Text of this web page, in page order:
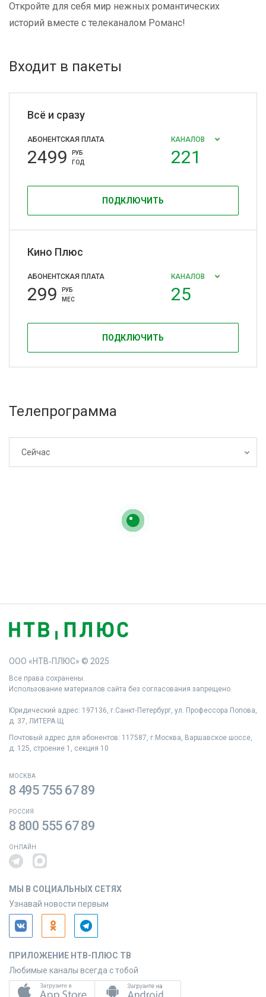
Откройте для себя мир нежных романтических
историй вместе с телеканалом Романс!
Входит в пакеты
Всё и сразу
АБОНЕНТСКАЯ ПЛАТА
2499
РУБ
ГОД
КАНАЛОВ
221
ПОДКЛЮЧИТЬ
Кино Плюс
АБОНЕНТСКАЯ ПЛАТА
299
РУБ
МЕС
КАНАЛОВ
25
ПОДКЛЮЧИТЬ
Телепрограмма
Сейчас
ООО «НТВ‑ПЛЮС» © 2025
Все права сохранены.
Использование материалов сайта без согласования запрещено.
Юридический адрес: 197136, г.Санкт‑Петербург, ул. Профессора Попова,
д. 37, ЛИТЕРА Щ
Почтовый адрес для абонентов: 117587, г.Москва, Варшавское шоссе,
д. 125, строение 1, секция 10
МОСКВА
8 495 755 67 89
РОССИЯ
8 800 555 67 89
ОНЛАЙН
МЫ В СОЦИАЛЬНЫХ СЕТЯХ
Узнавай новости первым
ПРИЛОЖЕНИЕ НТВ-ПЛЮС ТВ
Любимые каналы всегда с тобой